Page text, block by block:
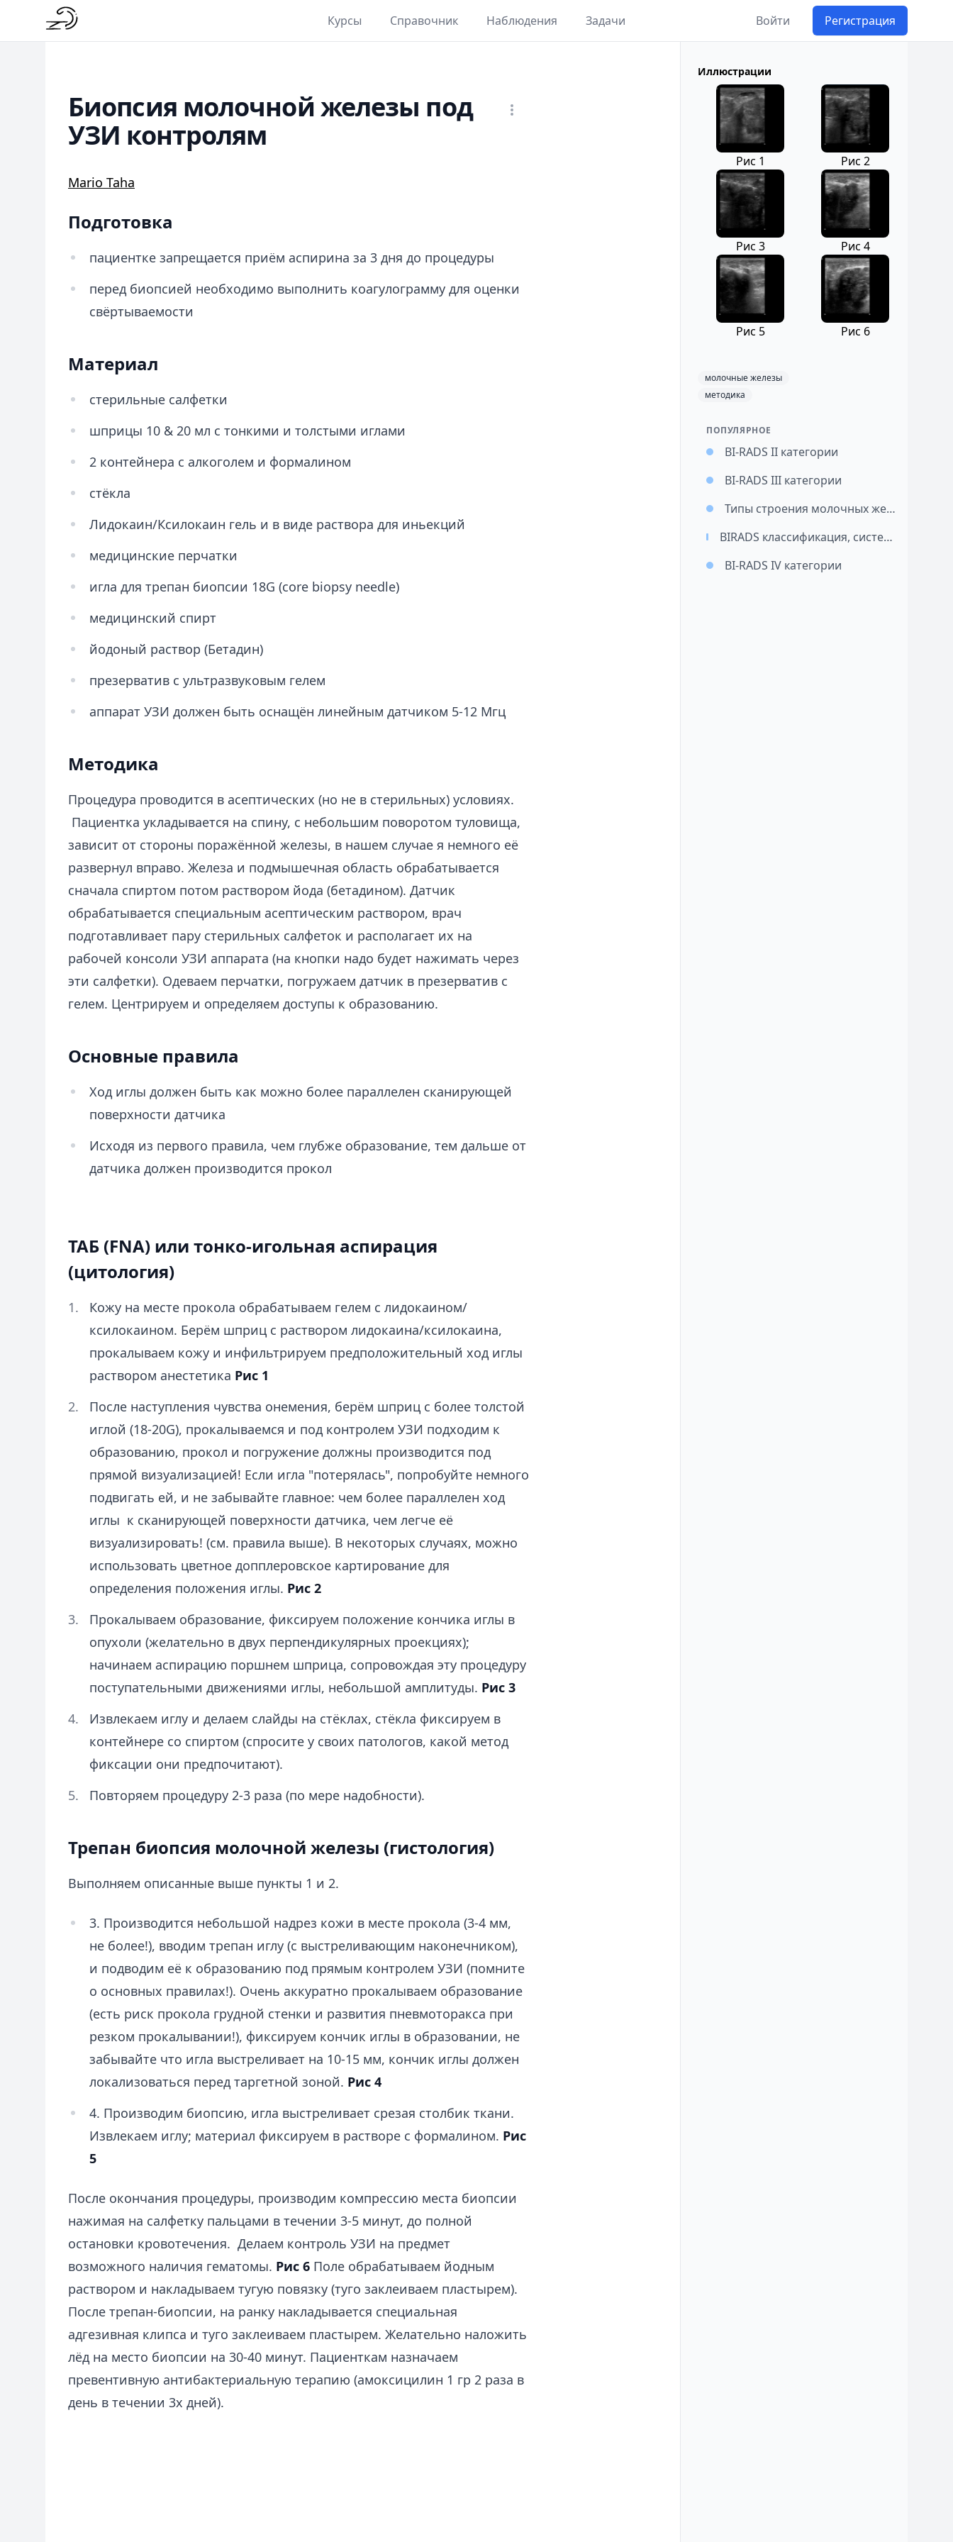
Курсы Справочник Наблюдения Задачи Войти Регистрация
Биопсия молочной железы под
УЗИ контролям
Mario Taha
Подготовка
пациентке запрещается приём аспирина за 3 дня до процедуры
перед биопсией необходимо выполнить коагулограмму для оценки
свёртываемости
Материал
стерильные салфетки
шприцы 10 & 20 мл с тонкими и толстыми иглами
2 контейнера с алкоголем и формалином
стёкла
Лидокаин/Ксилокаин гель и в виде раствора для иньекций
медицинские перчатки
игла для трепан биопсии 18G (core biopsy needle)
медицинский спирт
йодоный раствор (Бетадин)
презерватив с ультразвуковым гелем
аппарат УЗИ должен быть оснащён линейным датчиком 5-12 Мгц
Методика
Процедура проводится в асептических (но не в стерильных) условиях.
Пациентка укладывается на спину, с небольшим поворотом туловища,
зависит от стороны поражённой железы, в нашем случае я немного её
развернул вправо. Железа и подмышечная область обрабатывается
сначала спиртом потом раствором йода (бетадином). Датчик
обрабатывается специальным асептическим раствором, врач
подготавливает пару стерильных салфеток и располагает их на
рабочей консоли УЗИ аппарата (на кнопки надо будет нажимать через
эти салфетки). Одеваем перчатки, погружаем датчик в презерватив с
гелем. Центрируем и определяем доступы к образованию.
Основные правила
Ход иглы должен быть как можно более параллелен сканирующей
поверхности датчика
Исходя из первого правила, чем глубже образование, тем дальше от
датчика должен производится прокол
ТАБ (FNA) или тонко-игольная аспирация
(цитология)
Кожу на месте прокола обрабатываем гелем с лидокаином/
ксилокаином. Берём шприц с раствором лидокаина/ксилокаина,
прокалываем кожу и инфильтрируем предположительный ход иглы
раствором анестетика Рис 1
После наступления чувства онемения, берём шприц с более толстой
иглой (18-20G), прокалываемся и под контролем УЗИ подходим к
образованию, прокол и погружение должны производится под
прямой визуализацией! Если игла "потерялась", попробуйте немного
подвигать ей, и не забывайте главное: чем более параллелен ход
иглы к сканирующей поверхности датчика, чем легче её
визуализировать! (см. правила выше). В некоторых случаях, можно
использовать цветное допплеровское картирование для
определения положения иглы. Рис 2
Прокалываем образование, фиксируем положение кончика иглы в
опухоли (желательно в двух перпендикулярных проекциях);
начинаем аспирацию поршнем шприца, сопровождая эту процедуру
поступательными движениями иглы, небольшой амплитуды. Рис 3
Извлекаем иглу и делаем слайды на стёклах, стёкла фиксируем в
контейнере со спиртом (спросите у своих патологов, какой метод
фиксации они предпочитают).
Повторяем процедуру 2-3 раза (по мере надобности).
Трепан биопсия молочной железы (гистология)
Выполняем описанные выше пункты 1 и 2.
3. Производится небольшой надрез кожи в месте прокола (3-4 мм,
не более!), вводим трепан иглу (с выстреливающим наконечником),
и подводим её к образованию под прямым контролем УЗИ (помните
о основных правилах!). Очень аккуратно прокалываем образование
(есть риск прокола грудной стенки и развития пневмоторакса при
резком прокалывании!), фиксируем кончик иглы в образовании, не
забывайте что игла выстреливает на 10-15 мм, кончик иглы должен
локализоваться перед таргетной зоной. Рис 4
4. Производим биопсию, игла выстреливает срезая столбик ткани.
Извлекаем иглу; материал фиксируем в растворе с формалином. Рис
5
После окончания процедуры, производим компрессию места биопсии
нажимая на салфетку пальцами в течении 3-5 минут, до полной
остановки кровотечения. Делаем контроль УЗИ на предмет
возможного наличия гематомы. Рис 6 Поле обрабатываем йодным
раствором и накладываем тугую повязку (туго заклеиваем пластырем).
После трепан-биопсии, на ранку накладывается специальная
адгезивная клипса и туго заклеиваем пластырем. Желательно наложить
лёд на место биопсии на 30-40 минут. Пациенткам назначаем
превентивную антибактериальную терапию (амоксицилин 1 гр 2 раза в
день в течении 3х дней).
Иллюстрации
Рис 1 Рис 2
Рис 3 Рис 4
Рис 5 Рис 6
молочные железы
методика
ПОПУЛЯРНОЕ
BI-RADS II категории
BI-RADS III категории
Типы строения молочных желез
BIRADS классификация, система интерпретации и протоколирования визуализации молочной железы
BI-RADS IV категории